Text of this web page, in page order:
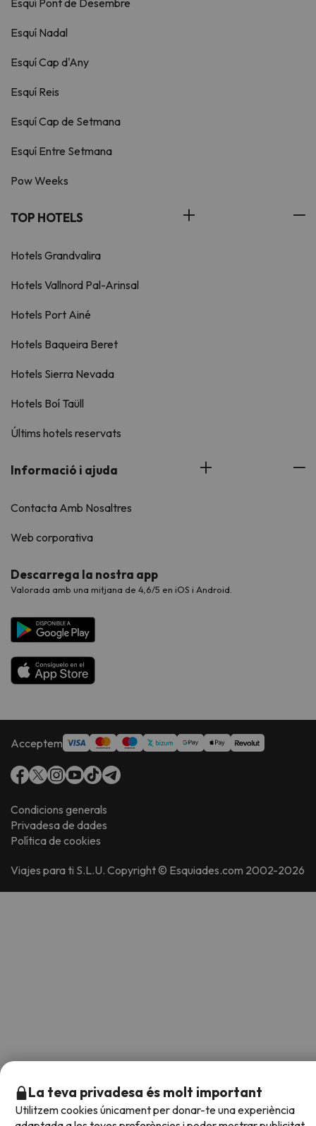
Esquí Pont de Desembre
Esquí Nadal
Esquí Cap d'Any
Esquí Reis
Esquí Cap de Setmana
Esquí Entre Setmana
Pow Weeks
TOP HOTELS
Hotels Grandvalira
Hotels Vallnord Pal-Arinsal
Hotels Port Ainé
Hotels Baqueira Beret
Hotels Sierra Nevada
Hotels Boí Taüll
Últims hotels reservats
Informació i ajuda
Contacta Amb Nosaltres
Web corporativa
Descarrega la nostra app
Valorada amb una mitjana de 4,6/5 en iOS i Android.
Acceptem
Condicions generals
Privadesa de dades
Política de cookies
Viajes para ti S.L.U. Copyright © Esquiades.com 2002-2026
La teva privadesa és molt important
Utilitzem cookies únicament per donar-te una experiència